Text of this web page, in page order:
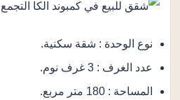
نوع الوحدة : شقة سكنية.
عدد الغرف : 3 غرف نوم.
المساحة : 180 متر مربع.